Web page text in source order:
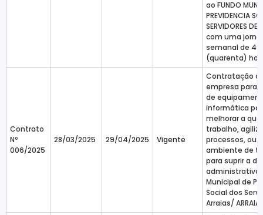
ao FUNDO
PREVIDENCIA
SERVIDORES DE
com uma
semanal de 40
(quarenta)
Contrato
Nº
006/2025
28/03/2025 29/04/2025 Vigente
Contratação
empresa para
de
informática
melhorar a
trabalho,
processos, ou
ambiente de
para suprir a
administrativa
Municipal de
Social dos
Arraias/